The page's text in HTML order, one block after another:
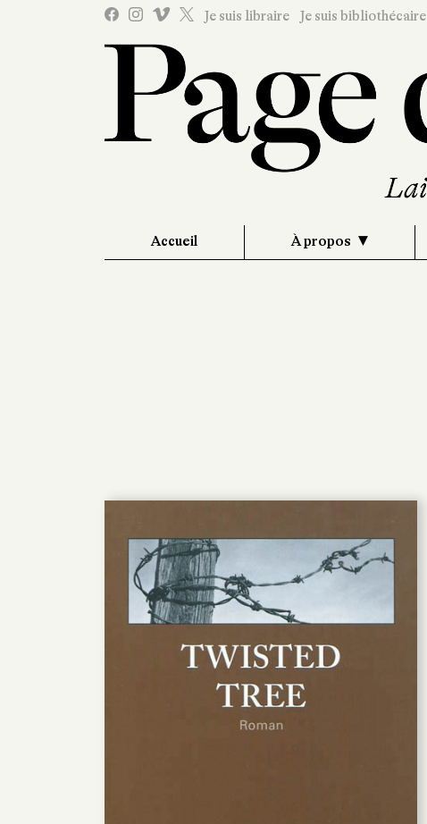
Je suis libraire Je suis bibliothécaire
Accueil À propos